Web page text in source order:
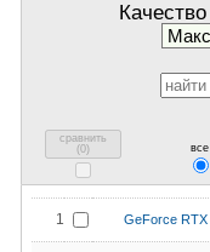
сравнить
(0) все
1 GeForce